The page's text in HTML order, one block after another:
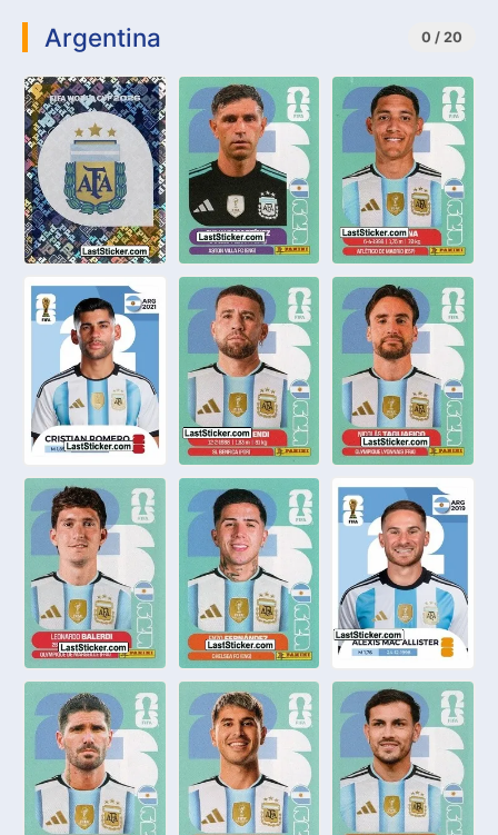
Argentina 0 / 20